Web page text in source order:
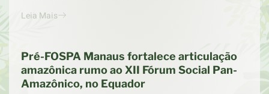
Leia Mais
Pré-FOSPA Manaus fortalece articulação
amazônica rumo ao XII Fórum Social Pan-
Amazônico, no Equador